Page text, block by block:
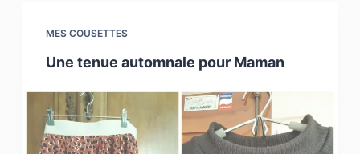
MES COUSETTES
Une tenue automnale pour Maman